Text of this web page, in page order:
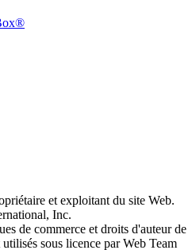
et exploitant du site Web.
Inc.
de commerce et droits d'auteur de
sous licence par Web Team